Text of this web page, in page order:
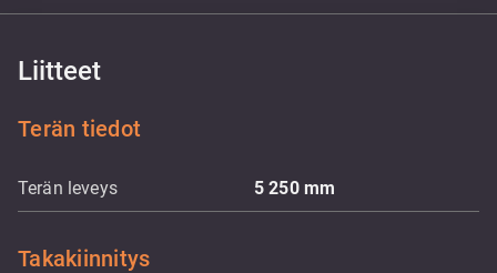
Liitteet
Terän tiedot
Terän leveys 5 250 mm
Takakiinnitys